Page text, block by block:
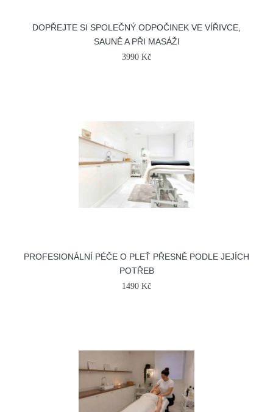
DOPŘEJTE SI SPOLEČNÝ ODPOČINEK VE VÍŘIVCE,
SAUNĚ A PŘI MASÁŽI
3990 Kč
PROFESIONÁLNÍ PÉČE O PLEŤ PŘESNĚ PODLE JEJÍCH
POTŘEB
1490 Kč